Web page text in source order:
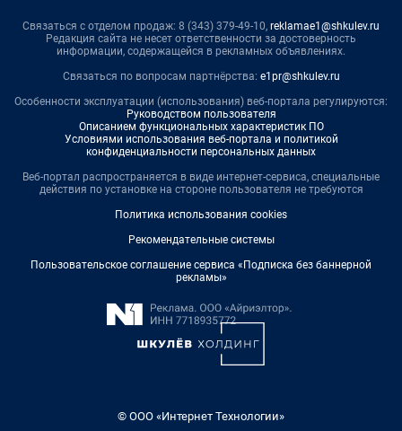
Связаться с отделом продаж: 8 (343) 379-49-10, reklamae1@shkulev.ru
Редакция сайта не несет ответственности за достоверность
информации, содержащейся в рекламных объявлениях.
Связаться по вопросам партнёрства: e1pr@shkulev.ru
Особенности эксплуатации (использования) веб-портала регулируются:
Руководством пользователя
Описанием функциональных характеристик ПО
Условиями использования веб-портала и политикой
конфиденциальности персональных данных
Веб-портал распространяется в виде интернет-сервиса, специальные
действия по установке на стороне пользователя не требуются
Политика использования cookies
Рекомендательные системы
Пользовательское соглашение сервиса «Подписка без баннерной
рекламы»
© ООО «Интернет Технологии»